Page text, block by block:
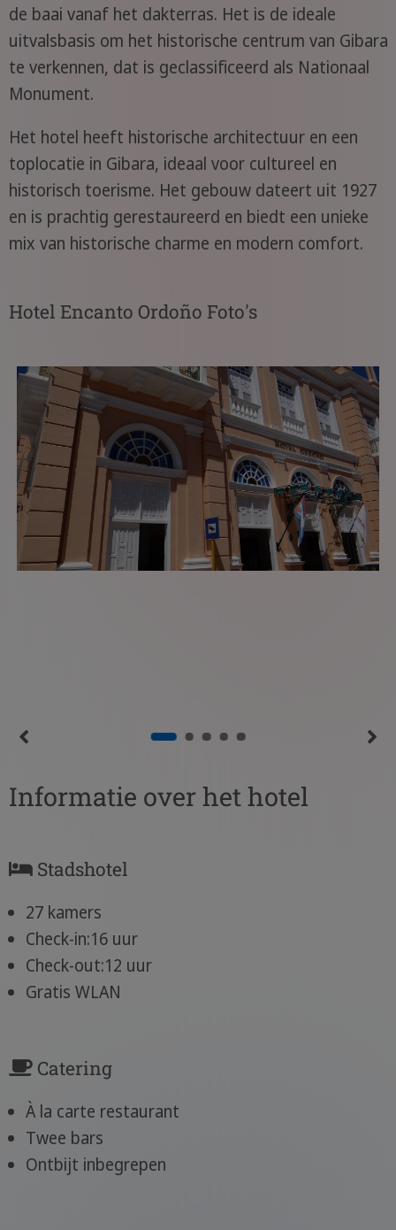
de baai vanaf het dakterras. Het is de ideale
uitvalsbasis om het historische centrum van Gibara
te verkennen, dat is geclassificeerd als Nationaal
Monument.
Het hotel heeft historische architectuur en een
toplocatie in Gibara, ideaal voor cultureel en
historisch toerisme. Het gebouw dateert uit 1927
en is prachtig gerestaureerd en biedt een unieke
mix van historische charme en modern comfort.
Hotel Encanto Ordoño Foto's
Informatie over het hotel
Stadshotel
27 kamers
Check-in:16 uur
Check-out:12 uur
Gratis WLAN
Catering
À la carte restaurant
Twee bars
Ontbijt inbegrepen